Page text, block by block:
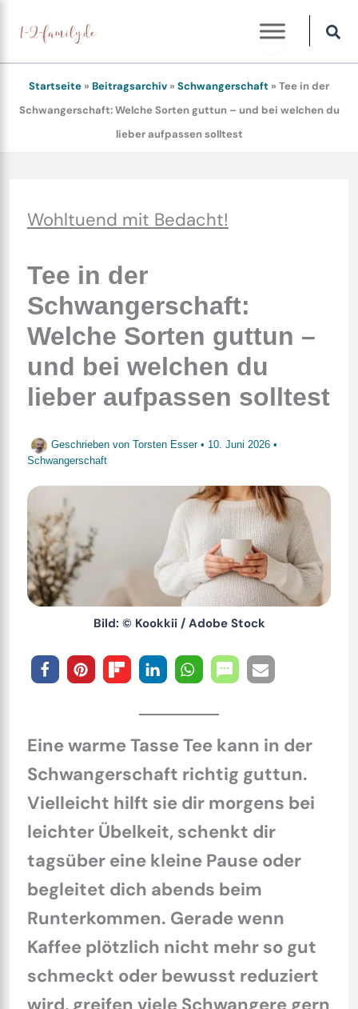
Inhalt
springen
Startseite » Beitragsarchiv » Schwangerschaft » Tee in der
Schwangerschaft: Welche Sorten guttun – und bei welchen du
lieber aufpassen solltest
Wohltuend mit Bedacht!
Tee in der
Schwangerschaft:
Welche Sorten guttun –
und bei welchen du
lieber aufpassen solltest
Geschrieben von Torsten Esser • 10. Juni 2026 •
Schwangerschaft
Bild: © Kookkii / Adobe Stock
Eine warme Tasse Tee kann in der
Schwangerschaft richtig guttun.
Vielleicht hilft sie dir morgens bei
leichter Übelkeit, schenkt dir
tagsüber eine kleine Pause oder
begleitet dich abends beim
Runterkommen. Gerade wenn
Kaffee plötzlich nicht mehr so gut
schmeckt oder bewusst reduziert